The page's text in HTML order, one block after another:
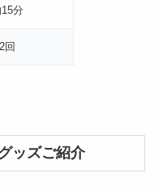
分
2回
ッズご紹介